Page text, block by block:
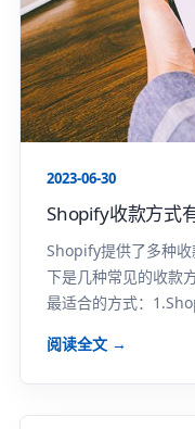
2023-06-30
Shopify收款方式
Shopify提供了多种
下是几种常见的收款
最适合的方式：
阅读全文 →